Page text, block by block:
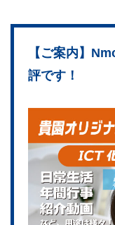
【ご案内】
評です！